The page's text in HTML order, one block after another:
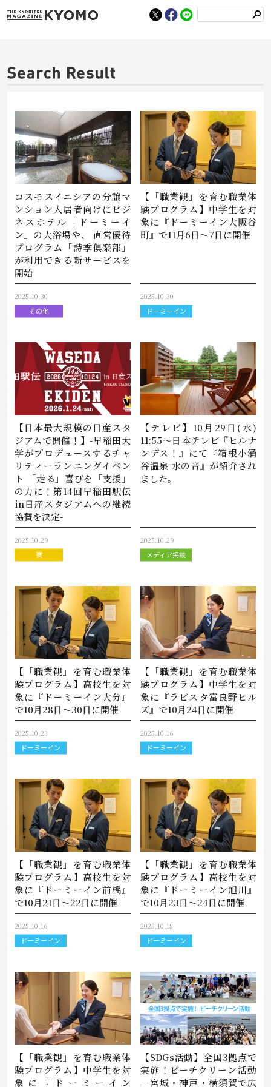
コスモスイニシアの分譲マ
ンション入居者向けにビジ
ネスホテル「ドーミーイ
ン」の大浴場や、 直営優待
プログラム「詩季俱楽部」
が利用できる新サービスを
開始
2025.10.30
その他
【「職業観」を育む職業体
験プログラム】中学生を対
象に『ドーミーイン大阪谷
町』で11月6日～7日に開催
2025.10.30
ドーミーイン
【日本最大規模の日産スタ
ジアムで開催！】-早稲田大
学がプロデュースするチャ
リティーランニングイベン
ト 「走る」喜びを「支援」
の力に！第14回早稲田駅伝
in日産スタジアムへの継続
協賛を決定-
2025.10.29
寮
【テレビ】10月29日(水)
11:55～日本テレビ『ヒルナ
ンデス！』にて『箱根小涌
谷温泉 水の音』が紹介され
ました。
2025.10.29
メディア掲載
【「職業観」を育む職業体
験プログラム】高校生を対
象に『ドーミーイン大分』
で10月28日～30日に開催
2025.10.23
ドーミーイン
【「職業観」を育む職業体
験プログラム】中学生を対
象に『ラビスタ富良野ヒル
ズ』で10月24日に開催
2025.10.16
ドーミーイン
【「職業観」を育む職業体
験プログラム】高校生を対
象に『ドーミーイン前橋』
で10月21日～22日に開催
2025.10.16
ドーミーイン
【「職業観」を育む職業体
験プログラム】高校生を対
象に『ドーミーイン旭川』
で10月23日～24日に開催
2025.10.15
ドーミーイン
【「職業観」を育む職業体
験プログラム】中学生を対
象に『ドーミーイン
【SDGs活動】全国3拠点で
実施！ビーチクリーン活動
－宮城・神戸・横須賀で広